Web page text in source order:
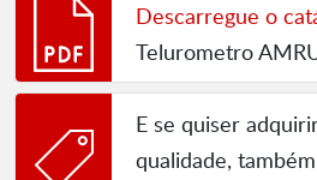
Descarregue o
Telurometro
E se quiser
qualidade,